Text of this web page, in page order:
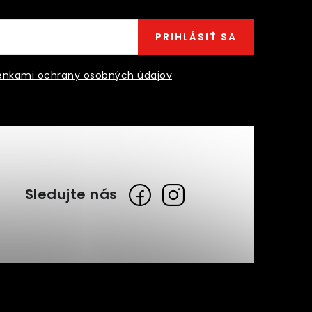
ochrany osobných údajov
PRIHLÁSIŤ SA